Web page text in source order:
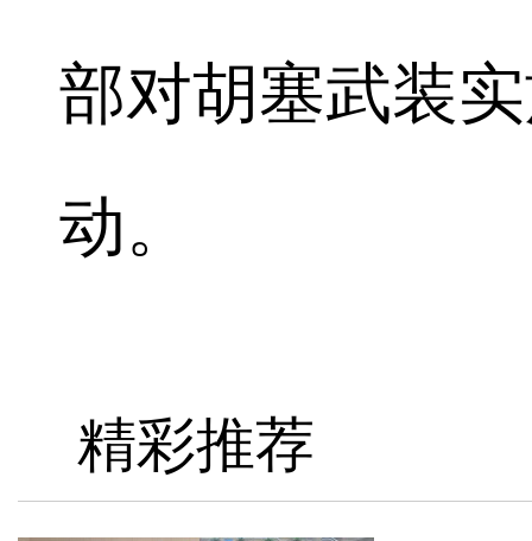
部对胡塞武装
动。
精彩推荐